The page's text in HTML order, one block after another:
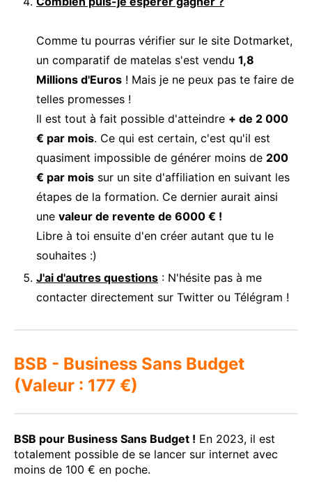
Comme tu pourras vérifier sur le site Dotmarket,
un comparatif de matelas s'est vendu 1,8
Millions d'Euros ! Mais je ne peux pas te faire de
telles promesses !
Il est tout à fait possible d'atteindre + de 2 000
€ par mois. Ce qui est certain, c'est qu'il est
quasiment impossible de générer moins de 200
€ par mois sur un site d'affiliation en suivant les
étapes de la formation. Ce dernier aurait ainsi
une valeur de revente de 6000 € !
Libre à toi ensuite d'en créer autant que tu le
souhaites :)
J'ai d'autres questions : N'hésite pas à me
contacter directement sur Twitter ou Télégram !
BSB - Business Sans Budget
(Valeur : 177 €)
BSB pour Business Sans Budget ! En 2023, il est
totalement possible de se lancer sur internet avec
moins de 100 € en poche.